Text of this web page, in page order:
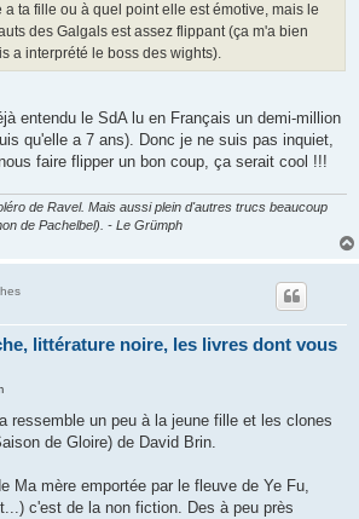
ta fille ou à quel point elle est émotive, mais le
des Galgals est assez flippant (ça m'a bien
a interprété le boss des wights).
entendu le SdA lu en Français un demi-million
qu'elle a 7 ans). Donc je ne suis pas inquiet,
faire flipper un bon coup, ça serait cool !!!
de Ravel. Mais aussi plein d'autres trucs beaucoup
de Pachelbel). - Le Grümph
littérature noire, les livres dont vous
ressemble un peu à la jeune fille et les clones
de Gloire) de David Brin.
Ma mère emportée par le fleuve de Ye Fu,
c'est de la non fiction. Des à peu près